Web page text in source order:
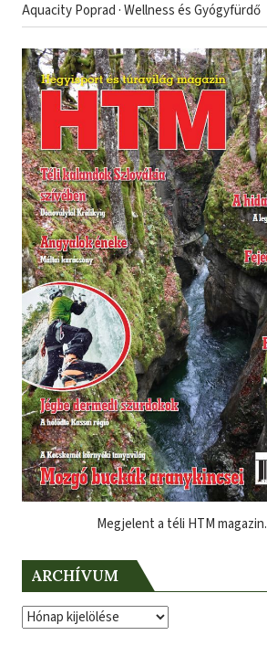
Aquacity Poprad · Wellness és Gyógyfürdő
Megjelent a téli HTM magazin.
ARCHÍVUM
Archívum